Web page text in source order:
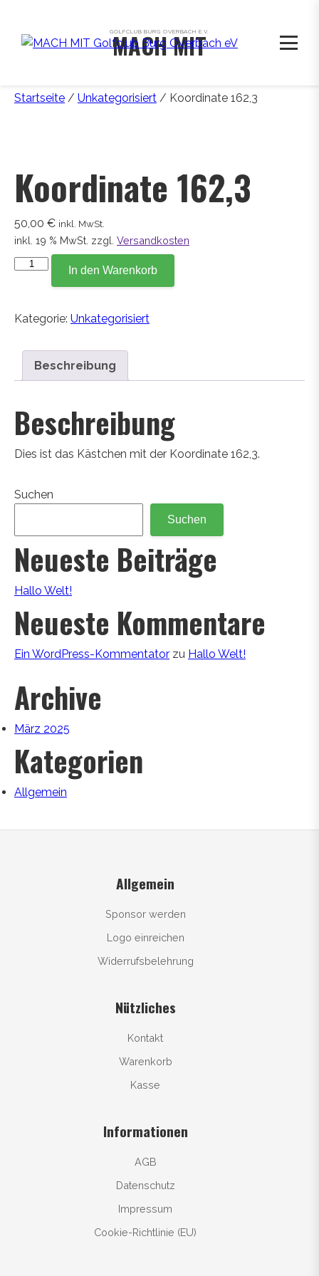
GOLFCLUB BURG OVERBACH E.V.
MACH MIT
Startseite / Unkategorisiert / Koordinate 162,3
Koordinate 162,3
50,00 € inkl. MwSt.
inkl. 19 % MwSt. zzgl. Versandkosten
Koordinate
In den Warenkorb
Kategorie: Unkategorisiert
Beschreibung
Beschreibung
Dies ist das Kästchen mit der Koordinate 162,3.
Suchen
Suchen
Neueste Beiträge
Hallo Welt!
Neueste Kommentare
Ein WordPress-Kommentator zu Hallo Welt!
Archive
März 2025
Kategorien
Allgemein
Allgemein
Sponsor werden
Logo einreichen
Widerrufsbelehrung
Nützliches
Kontakt
Warenkorb
Kasse
Informationen
AGB
Datenschutz
Impressum
Cookie-Richtlinie (EU)